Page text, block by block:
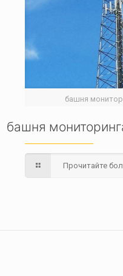
башня
башня
Прочитайте